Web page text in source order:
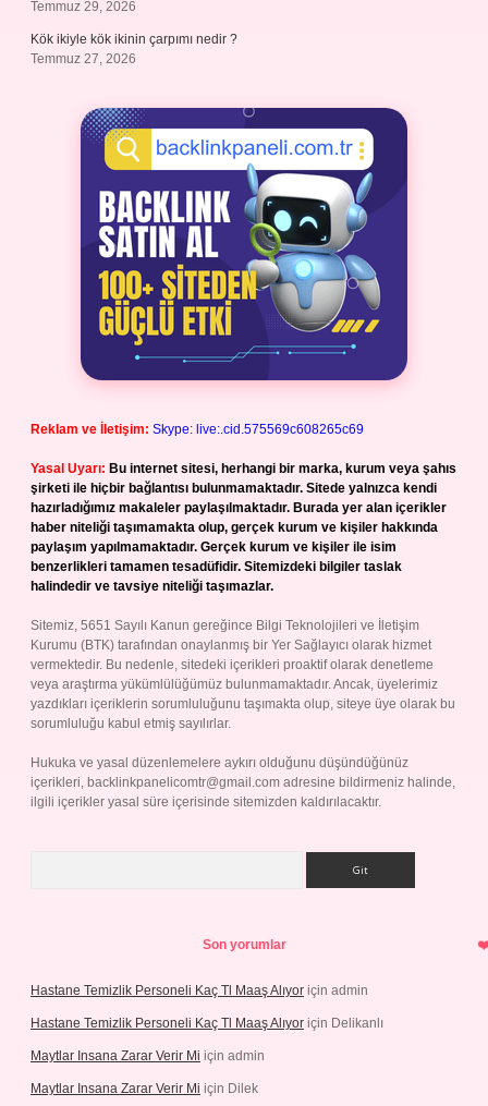
Temmuz 29, 2026
Kök ikiyle kök ikinin çarpımı nedir ?
Temmuz 27, 2026
Reklam ve İletişim: Skype: live:.cid.575569c608265c69
Yasal Uyarı: Bu internet sitesi, herhangi bir marka, kurum veya şahıs
şirketi ile hiçbir bağlantısı bulunmamaktadır. Sitede yalnızca kendi
hazırladığımız makaleler paylaşılmaktadır. Burada yer alan içerikler
haber niteliği taşımamakta olup, gerçek kurum ve kişiler hakkında
paylaşım yapılmamaktadır. Gerçek kurum ve kişiler ile isim
benzerlikleri tamamen tesadüfidir. Sitemizdeki bilgiler taslak
halindedir ve tavsiye niteliği taşımazlar.
Sitemiz, 5651 Sayılı Kanun gereğince Bilgi Teknolojileri ve İletişim
Kurumu (BTK) tarafından onaylanmış bir Yer Sağlayıcı olarak hizmet
vermektedir. Bu nedenle, sitedeki içerikleri proaktif olarak denetleme
veya araştırma yükümlülüğümüz bulunmamaktadır. Ancak, üyelerimiz
yazdıkları içeriklerin sorumluluğunu taşımakta olup, siteye üye olarak bu
sorumluluğu kabul etmiş sayılırlar.
Hukuka ve yasal düzenlemelere aykırı olduğunu düşündüğünüz
içerikleri, backlinkpanelicomtr@gmail.com adresine bildirmeniz halinde,
ilgili içerikler yasal süre içerisinde sitemizden kaldırılacaktır.
Son yorumlar
Hastane Temizlik Personeli Kaç Tl Maaş Alıyor için admin
Hastane Temizlik Personeli Kaç Tl Maaş Alıyor için Delikanlı
Maytlar Insana Zarar Verir Mi için admin
Maytlar Insana Zarar Verir Mi için Dilek